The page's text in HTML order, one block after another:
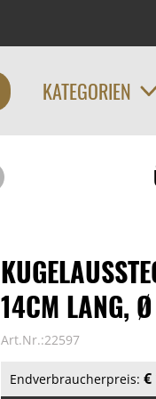
KATEGORIEN
14CM LANG,
Art.Nr.:22597
Endverbraucherpreis: €